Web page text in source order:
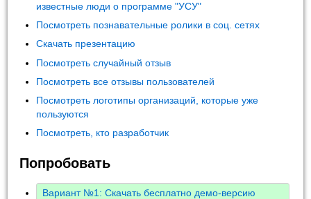
известные люди о программе "УСУ"
Посмотреть познавательные ролики в соц. сетях
Скачать презентацию
Посмотреть случайный отзыв
Посмотреть все отзывы пользователей
Посмотреть логотипы организаций, которые уже
пользуются
Посмотреть, кто разработчик
Попробовать
Вариант №1: Скачать бесплатно демо-версию